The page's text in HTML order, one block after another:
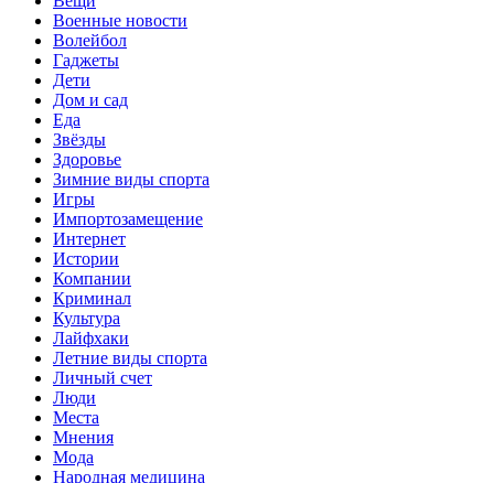
Военные новости
Волейбол
Гаджеты
Дети
Дом и сад
Еда
Звёзды
Здоровье
Зимние виды спорта
Игры
Импортозамещение
Интернет
Истории
Компании
Криминал
Культура
Лайфхаки
Летние виды спорта
Личный счет
Люди
Места
Мнения
Мода
Народная медицина